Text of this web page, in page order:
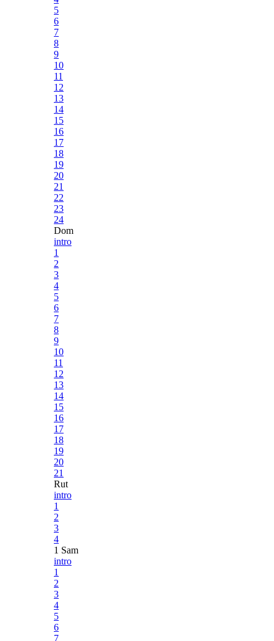
5
6
7
8
9
10
11
12
13
14
15
16
17
18
19
20
21
22
23
24
Dom
intro
1
2
3
4
5
6
7
8
9
10
11
12
13
14
15
16
17
18
19
20
21
Rut
intro
1
2
3
4
1 Sam
intro
1
2
3
4
5
6
7